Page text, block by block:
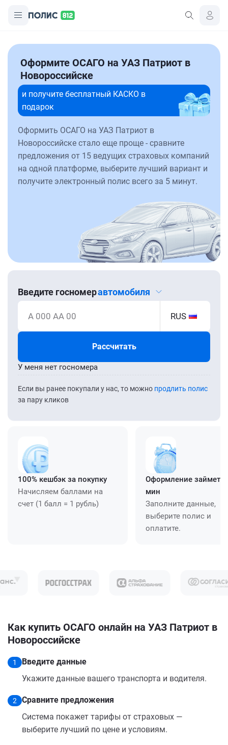
Оформите ОСАГО на УАЗ Патриот в
Новороссийске
и получите бесплатный КАСКО в
подарок
Оформить ОСАГО на УАЗ Патриот в
Новороссийске стало еще проще - сравните
предложения от 15 ведущих страховых компаний
на одной платформе, выберите лучший вариант и
получите электронный полис всего за 5 минут.
Введите госномеравтомобиля
А 000 АА 00 RUS
Рассчитать
Если вы ранее покупали у нас, то можно продлить полис
за пару кликов
У меня нет госномера
100% кешбэк за покупку
Начисляем баллами на
счет (1 балл = 1 рубль)
Оформление займет
мин
Заполните данные,
выберите полис и
оплатите.
Как купить ОСАГО онлайн на УАЗ Патриот в
Новороссийске
1
Введите данные
Укажите данные вашего транспорта и водителя.
2
Сравните предложения
Система покажет тарифы от страховых —
выберите лучший по цене и условиям.